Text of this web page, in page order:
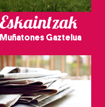
Eskaintzak
Muñatones Gaztelua